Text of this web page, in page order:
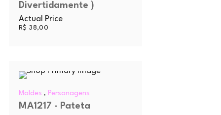
Divertidamente )
Actual Price
R$ 38,00
Moldes , Personagens
MA1217 - Pateta